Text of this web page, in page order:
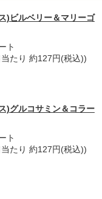
)ビルベリー＆マリーゴ
ト
たり 約127円(税込))
)グルコサミン＆コラー
ト
たり 約127円(税込))